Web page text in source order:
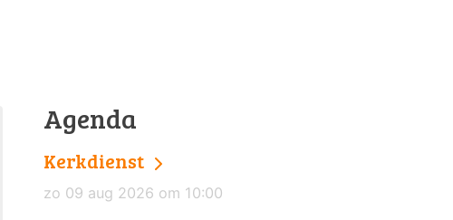
Agenda
Kerkdienst
zo 09 aug 2026 om 10:00